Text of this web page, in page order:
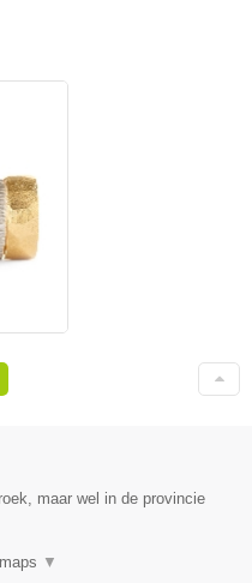
maar wel in de provincie
▼